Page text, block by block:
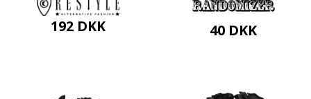
192 DKK 40 DKK